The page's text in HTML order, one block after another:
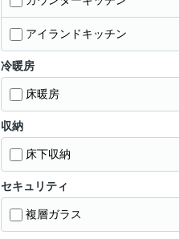
アイランドキッチン
冷暖房
床暖房
収納
床下収納
セキュリティ
複層ガラス